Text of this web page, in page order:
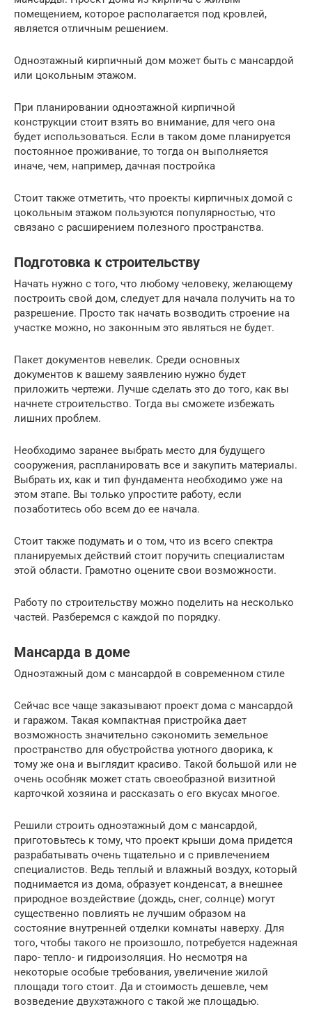
помещением, которое располагается под кровлей,
является отличным решением.
Одноэтажный кирпичный дом может быть с мансардой
или цокольным этажом.
При планировании одноэтажной кирпичной
конструкции стоит взять во внимание, для чего она
будет использоваться. Если в таком доме планируется
постоянное проживание, то тогда он выполняется
иначе, чем, например, дачная постройка
Стоит также отметить, что проекты кирпичных домой с
цокольным этажом пользуются популярностью, что
связано с расширением полезного пространства.
Подготовка к строительству
Начать нужно с того, что любому человеку, желающему
построить свой дом, следует для начала получить на то
разрешение. Просто так начать возводить строение на
участке можно, но законным это являться не будет.
Пакет документов невелик. Среди основных
документов к вашему заявлению нужно будет
приложить чертежи. Лучше сделать это до того, как вы
начнете строительство. Тогда вы сможете избежать
лишних проблем.
Необходимо заранее выбрать место для будущего
сооружения, распланировать все и закупить материалы.
Выбрать их, как и тип фундамента необходимо уже на
этом этапе. Вы только упростите работу, если
позаботитесь обо всем до ее начала.
Стоит также подумать и о том, что из всего спектра
планируемых действий стоит поручить специалистам
этой области. Грамотно оцените свои возможности.
Работу по строительству можно поделить на несколько
частей. Разберемся с каждой по порядку.
Мансарда в доме
Одноэтажный дом с мансардой в современном стиле
Сейчас все чаще заказывают проект дома с мансардой
и гаражом. Такая компактная пристройка дает
возможность значительно сэкономить земельное
пространство для обустройства уютного дворика, к
тому же она и выглядит красиво. Такой большой или не
очень особняк может стать своеобразной визитной
карточкой хозяина и рассказать о его вкусах многое.
Решили строить одноэтажный дом с мансардой,
приготовьтесь к тому, что проект крыши дома придется
разрабатывать очень тщательно и с привлечением
специалистов. Ведь теплый и влажный воздух, который
поднимается из дома, образует конденсат, а внешнее
природное воздействие (дождь, снег, солнце) могут
существенно повлиять не лучшим образом на
состояние внутренней отделки комнаты наверху. Для
того, чтобы такого не произошло, потребуется надежная
паро- тепло- и гидроизоляция. Но несмотря на
некоторые особые требования, увеличение жилой
площади того стоит. Да и стоимость дешевле, чем
возведение двухэтажного с такой же площадью.